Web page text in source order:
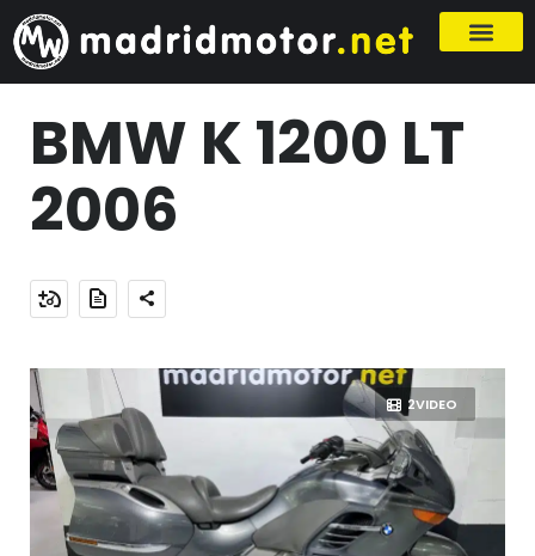
BMW K 1200 LT
2006
2VIDEO